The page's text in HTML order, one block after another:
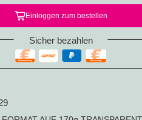
Einloggen zum bestellen
Sicher bezahlen